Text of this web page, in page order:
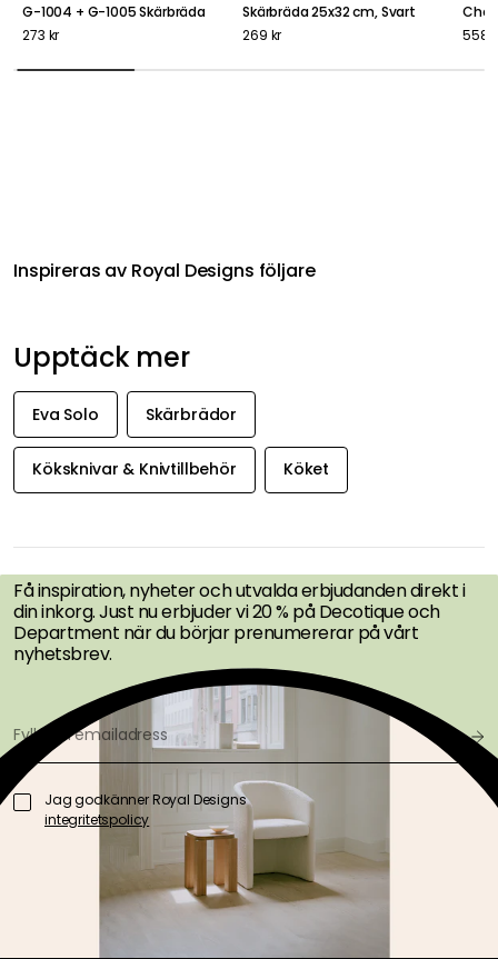
G-1004 + G-1005 Skärbräda
273 kr
Skärbräda 25x32 cm, Svart
269 kr
558
Inspireras av Royal Designs följare
Upptäck mer
Eva Solo Skärbrädor
Köksknivar & Knivtillbehör Köket
FÅ INSPIRATION &
ERBJUDANDEN FÖRST
Få inspiration, nyheter och utvalda erbjudanden direkt i
din inkorg. Just nu erbjuder vi 20 % på Decotique och
Department när du börjar prenumererar på vårt
nyhetsbrev.
Jag godkänner Royal Designs
integritetspolicy